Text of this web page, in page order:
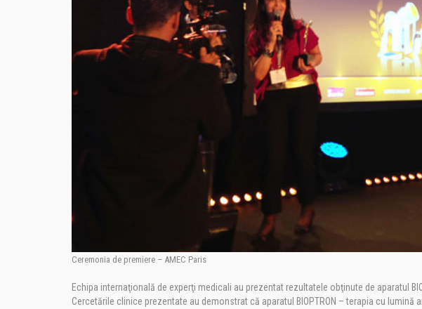
Ceremonia de premiere – AMEC Paris
Echipa internaţională de experţi medicali au prezentat rezultatele obţinute de aparatul
Cercetările clinice prezentate au demonstrat că aparatul BIOPTRON – terapia cu